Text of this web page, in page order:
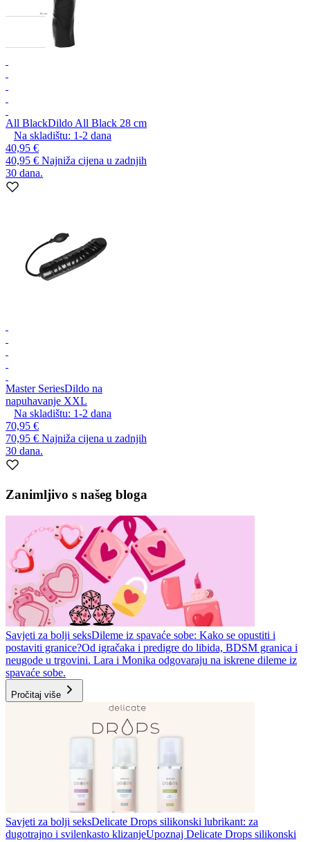
All BlackDildo All Black 28 cm
Na skladištu: 1-2 dana
40,95 €
40,95 € Najniža cijena u zadnjih
30 dana.
Master SeriesDildo na
napuhavanje XXL
Na skladištu: 1-2 dana
70,95 €
70,95 € Najniža cijena u zadnjih
30 dana.
Zanimljivo s našeg bloga
Savjeti za bolji seksDileme iz spavaće sobe: Kako se opustiti i
postaviti granice?Od igračaka i predigre do libida, BDSM granica i
neugode u trgovini. Lara i Monika odgovaraju na iskrene dileme iz
spavaće sobe.
Pročitaj više
Savjeti za bolji seksDelicate Drops silikonski lubrikant: za
dugotrajno i svilenkasto klizanjeUpoznaj Delicate Drops silikonski